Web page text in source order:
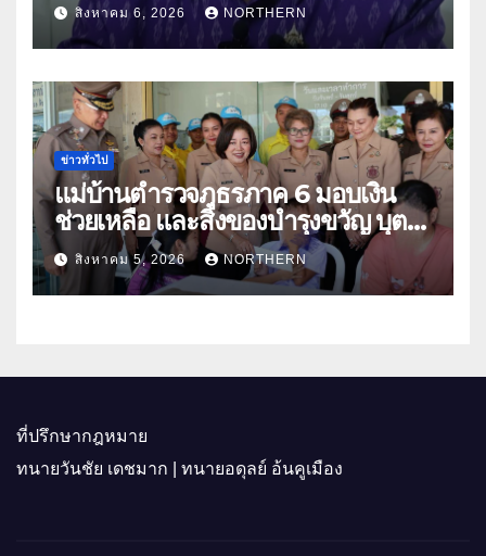
ประโยชน์เกษตรกร ดึงนวัตกรรม-จับ
คู่ธุรกิจดันสินค้าเกษตรสู่สากล (คลิป)
สิงหาคม 6, 2026 NORTHERN
ข่าวทั่วไป
แม่บ้านตำรวจภูธรภาค 6 มอบเงิน
ช่วยเหลือ และสิ่งของบำรุงขวัญ บุตร-
ธิดา ข้าราชการตำรวจจังหวัด
อุทัยธานี
สิงหาคม 5, 2026 NORTHERN
ที่ปรึกษากฎหมาย
ทนายวันชัย เดชมาก | ทนายอดุลย์ อ้นคูเมือง